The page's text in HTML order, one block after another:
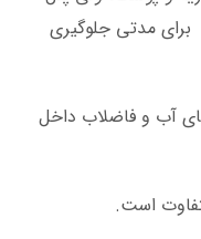
برای مدتی جلوگیری
آب و فاضلاب داخل
است.